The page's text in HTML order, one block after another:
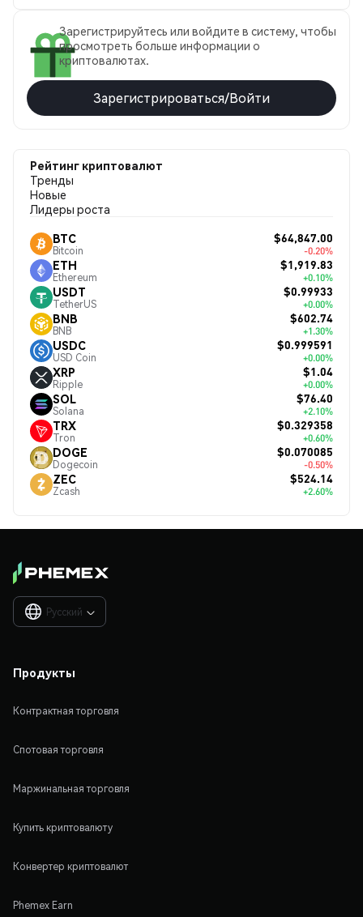
Зарегистрируйтесь или войдите в систему, чтобы
просмотреть больше информации о
криптовалютах.
Зарегистрироваться/Войти
Рейтинг криптовалют
Тренды
Новые
Лидеры роста
BTC
Bitcoin
$64,847.00
-0.20%
ETH
Ethereum
$1,919.83
+0.10%
USDT
TetherUS
$0.99933
+0.00%
BNB
BNB
$602.74
+1.30%
USDC
USD Coin
$0.999591
+0.00%
XRP
Ripple
$1.04
+0.00%
SOL
Solana
$76.40
+2.10%
TRX
Tron
$0.329358
+0.60%
DOGE
Dogecoin
$0.070085
-0.50%
ZEC
Zcash
$524.14
+2.60%
Русский 
Продукты
Контрактная торговля
Спотовая торговля
Маржинальная торговля
Купить криптовалюту
Конвертер криптовалют
Phemex Earn